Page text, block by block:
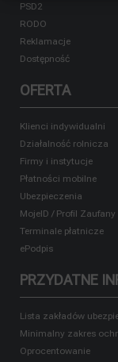
PSD2
RODO
Reklamacje
Dostępność
OFERTA
Klienci indywidualni
Działalność rolnicza
Firmy i instytucje
Płatności mobilne
Ubezpieczenia
MojeID / Profil Zaufany
Terminale płatnicze
ePodpis
PRZYDATNE
Lista zakładów
Minimalny zakres
Oprocentowanie